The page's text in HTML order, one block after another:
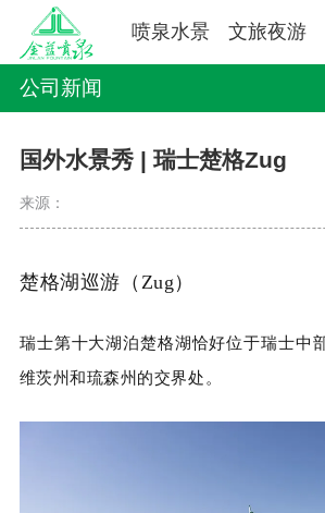
喷泉水景 文旅夜游
公司新闻
国外水景秀 | 瑞士楚格Zug
来源：
楚格湖巡游（Zug）
瑞士第十大湖泊楚格湖恰好位于瑞士中
维茨州和琉森州的交界处。